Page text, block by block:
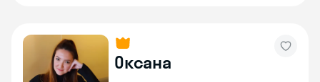
Оксана